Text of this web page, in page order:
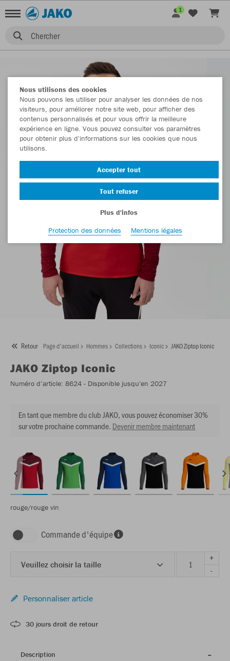
Chercher
1
Retour Page d'accueil Hommes Collections Iconic JAKO Ziptop Iconic
JAKO Ziptop Iconic
Numéro d’article: 8624 - Disponible jusqu'en 2027
En tant que membre du club JAKO, vous pouvez économiser 30%
sur votre prochaine commande. Devenir membre maintenant
rouge/rouge vin
Commande d'équipe
Veuillez choisir la taille
+
-
Personnaliser article
30 jours droit de retour
Description
Nous utilisons des cookies
Nous pouvons les utiliser pour analyser les données de nos
visiteurs, pour améliorer notre site web, pour afficher des
contenus personnalisés et pour vous offrir la meilleure
expérience en ligne. Vous pouvez consulter vos paramètres
pour obtenir plus d'informations sur les cookies que nous
utilisons.
Accepter tout
Tout refuser
Plus d'infos
Protection des données
Mentions légales